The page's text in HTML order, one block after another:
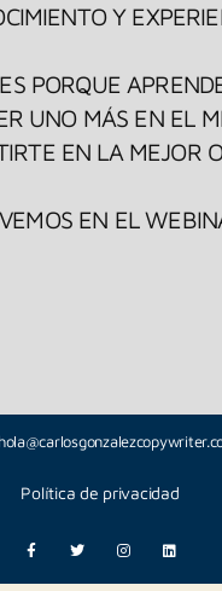
Y
PORQUE
UNO MÁS EN EL
EN LA MEJOR
EN EL
Política de privacidad